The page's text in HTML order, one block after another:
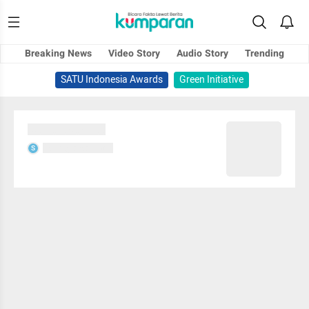
Breaking News Video Story Audio Story
Trending
SATU Indonesia Awards
Green Initiative
S